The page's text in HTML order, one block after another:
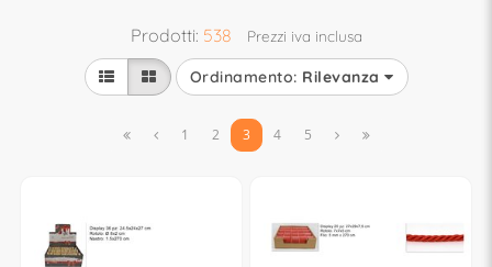
Prodotti: 538 Prezzi iva inclusa
Ordinamento: Rilevanza
  1 2 3 4 5  